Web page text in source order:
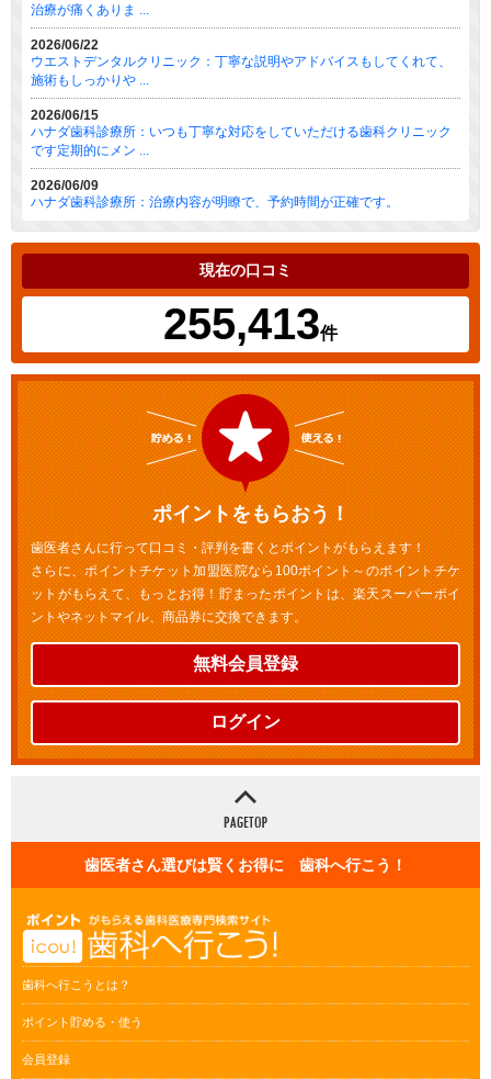
治療が痛くありま ...
2026/06/22
ウエストデンタルクリニック：丁寧な説明やアドバイスもしてくれて、
施術もしっかりや ...
2026/06/15
ハナダ歯科診療所：いつも丁寧な対応をしていただける歯科クリニック
です定期的にメン ...
2026/06/09
ハナダ歯科診療所：治療内容が明瞭で、予約時間が正確です。
現在の口コミ
255,413件
ポイントをもらおう！
歯医者さんに行って口コミ・評判を書くとポイントがもらえます！
さらに、ポイントチケット加盟医院なら100ポイント～のポイントチケ
ットがもらえて、もっとお得！貯まったポイントは、楽天スーパーポイ
ントやネットマイル、商品券に交換できます。
無料会員登録
ログイン
歯医者さん選びは賢くお得に 歯科へ行こう！
歯科へ行こうとは？
ポイント貯める・使う
会員登録